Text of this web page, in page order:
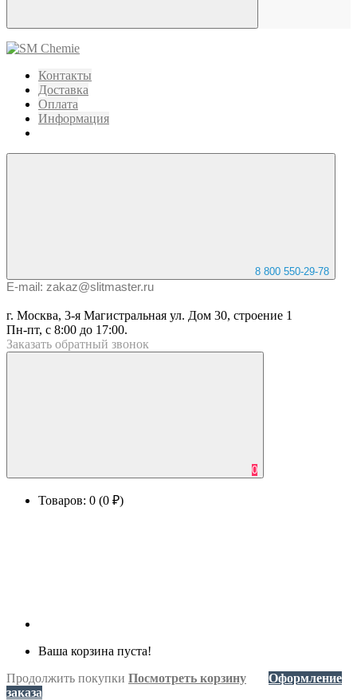
Контакты
Доставка
Оплата
Информация
8 800 550-29-78
E-mail: zakaz@slitmaster.ru
г. Москва, 3-я Магистральная ул. Дом 30, строение 1
Пн-пт, с 8:00 до 17:00.
Заказать обратный звонок
0
Товаров: 0 (0 ₽)
Ваша корзина пуста!
Продолжить покупки Посмотреть корзину
Оформление
заказа